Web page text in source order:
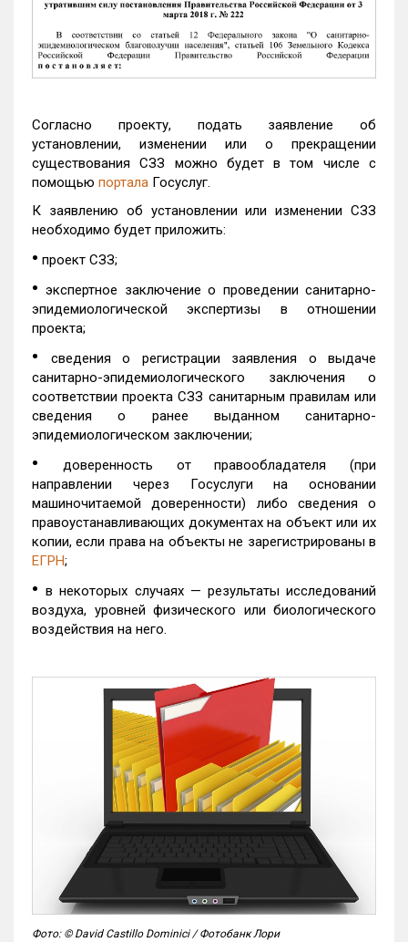
Согласно проекту, подать заявление об
установлении, изменении или о прекращении
существования СЗЗ можно будет в том числе с
помощью портала Госуслуг.
К заявлению об установлении или изменении СЗЗ
необходимо будет приложить:
• проект СЗЗ;
•экспертное заключение о проведении санитарно-
эпидемиологической экспертизы в отношении
проекта;
•
сведения о регистрации заявления о выдаче
санитарно-эпидемиологического заключения о
соответствии проекта СЗЗ санитарным правилам или
сведения о ранее выданном санитарно-
эпидемиологическом заключении;
•
доверенность от правообладателя (при
направлении через Госуслуги на основании
машиночитаемой доверенности) либо сведения о
правоустанавливающих документах на объект или их
копии, если права на объекты не зарегистрированы в
ЕГРН;
•в некоторых случаях — результаты исследований
воздуха, уровней физического или биологического
воздействия на него.
Фото: © David Castillo Dominici / Фотобанк Лори